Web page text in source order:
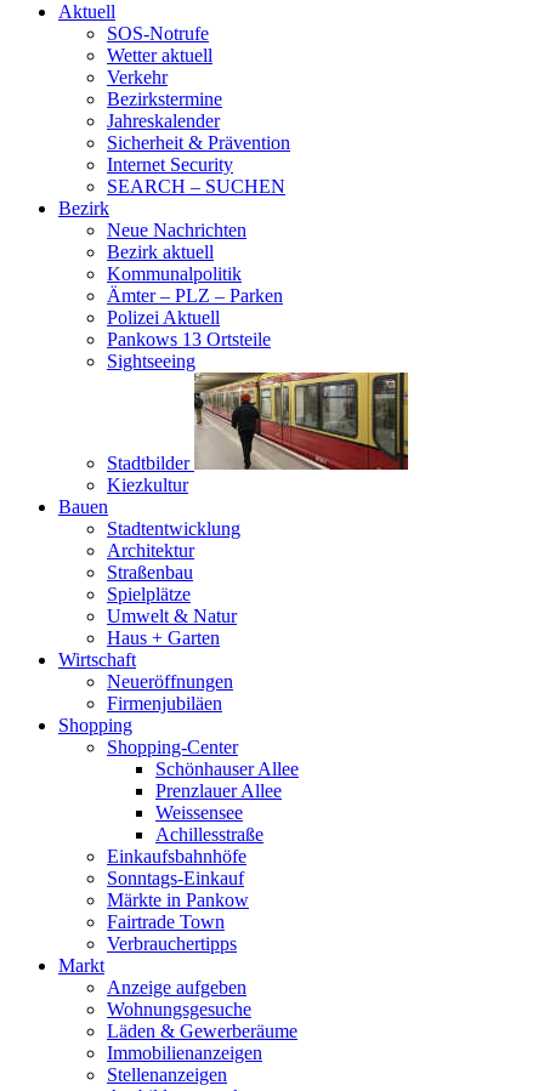
Aktuell
SOS-Notrufe
Wetter aktuell
Verkehr
Bezirkstermine
Jahreskalender
Sicherheit & Prävention
Internet Security
SEARCH – SUCHEN
Bezirk
Neue Nachrichten
Bezirk aktuell
Kommunalpolitik
Ämter – PLZ – Parken
Polizei Aktuell
Pankows 13 Ortsteile
Sightseeing
Stadtbilder
Kiezkultur
Bauen
Stadtentwicklung
Architektur
Straßenbau
Spielplätze
Umwelt & Natur
Haus + Garten
Wirtschaft
Neueröffnungen
Firmenjubiläen
Shopping
Shopping-Center
Schönhauser Allee
Prenzlauer Allee
Weissensee
Achillesstraße
Einkaufsbahnhöfe
Sonntags-Einkauf
Märkte in Pankow
Fairtrade Town
Verbrauchertipps
Markt
Anzeige aufgeben
Wohnungsgesuche
Läden & Gewerberäume
Immobilienanzeigen
Stellenanzeigen